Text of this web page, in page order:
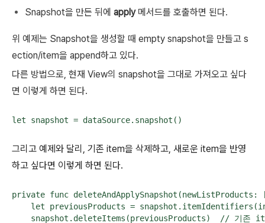
Snapshot을 만든 뒤에 apply메서드를 호출하면 된다.
위 예제는 Snapshot을 생성할 때 empty snapshot을 만들고 s
ection/item을 append하고 있다.
다른 방법으로, 현재 View의 snapshot을 그대로 가져오고 싶다
면 이렇게 하면 된다.
let snapshot = dataSource.snapshot()
그리고 예제와 달리, 기존 item을 삭제하고, 새로운 item을 반영
하고 싶다면 이렇게 하면 된다.
private func
let previousProducts =
snapshot.deleteItems(previousProducts)  // 기존